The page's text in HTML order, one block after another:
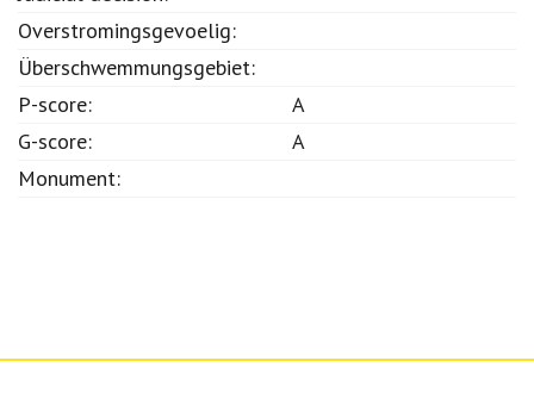
Judicial decision:
Overstromingsgevoelig:
Überschwemmungsgebiet:
P-score:
A
G-score: